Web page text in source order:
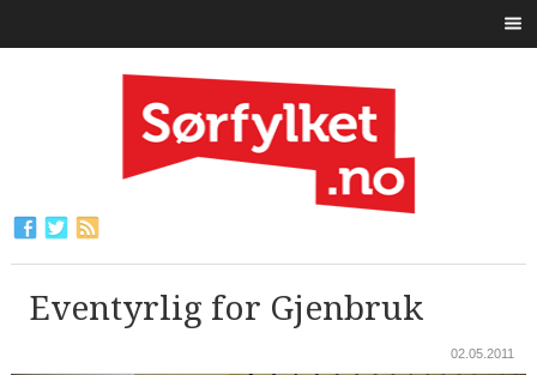
Eventyrlig for Gjenbruk
02.05.2011